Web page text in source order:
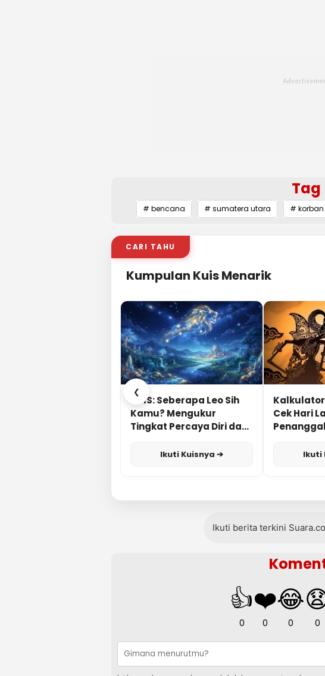
Tag
# bencana # sumatera utara #
CARI TAHU
Kumpulan Kuis Menarik
❮
KUIS: Seberapa Leo Sih
Kamu? Mengukur
Tingkat Percaya Diri dan
Ikuti Kuisnya ➔
Kalkulator
Cek Hari
Ikuti
Ikuti berita terkini
👍
0
❤️
0
😂
0 0